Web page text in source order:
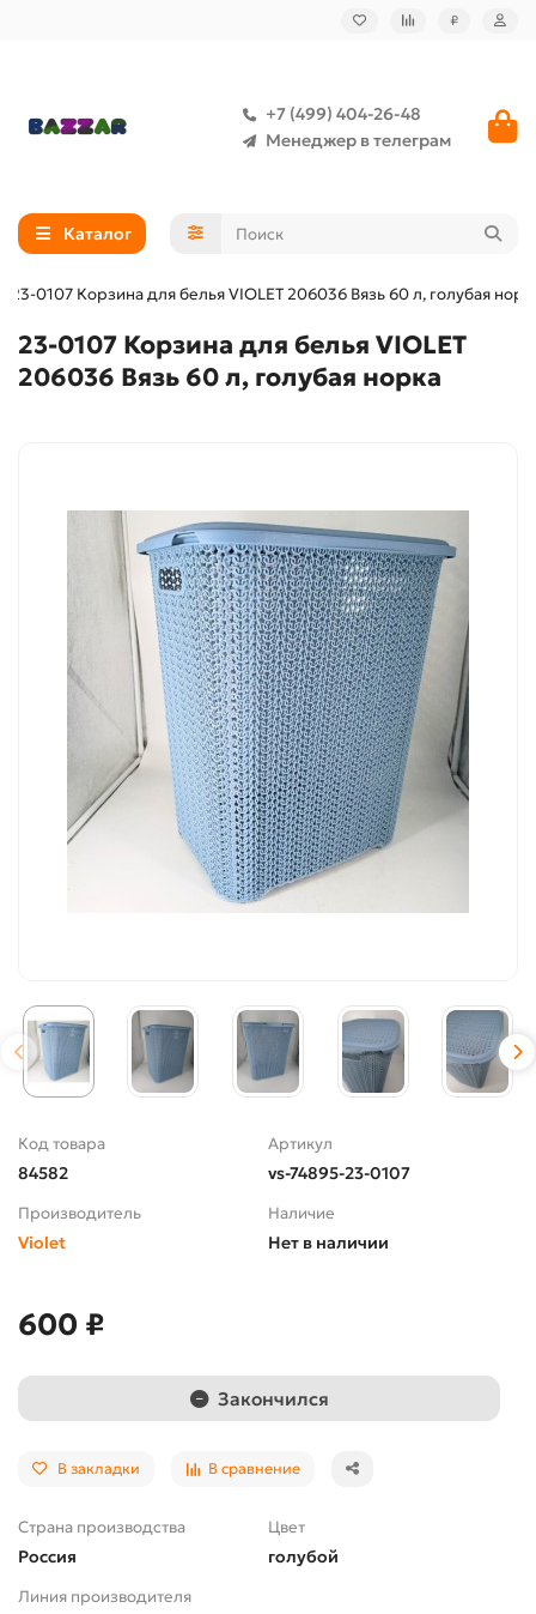
₽
+7 (499) 404-26-48
Менеджер в телеграм
Каталог
23-0107 Корзина для белья VIOLET 206036 Вязь 60 л, голубая
23-0107 Корзина для белья VIOLET
206036 Вязь 60 л, голубая норка
Код товара
84582
Артикул
vs-74895-23-0107
Производитель
Violet
Наличие
Нет в наличии
600 ₽
Закончился
В закладки В сравнение
Страна производства
Россия
Цвет
голубой
Линия производителя